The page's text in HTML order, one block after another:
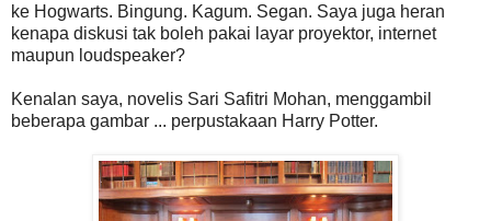
ke Hogwarts. Bingung. Kagum. Segan. Saya juga heran
kenapa diskusi tak boleh pakai layar proyektor, internet
maupun loudspeaker?
Kenalan saya, novelis Sari Safitri Mohan, menggambil
beberapa gambar ... perpustakaan Harry Potter.